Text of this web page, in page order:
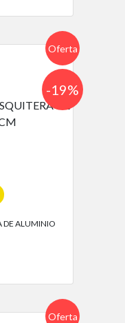
Oferta
-19%
DE ALUMINIO
Oferta